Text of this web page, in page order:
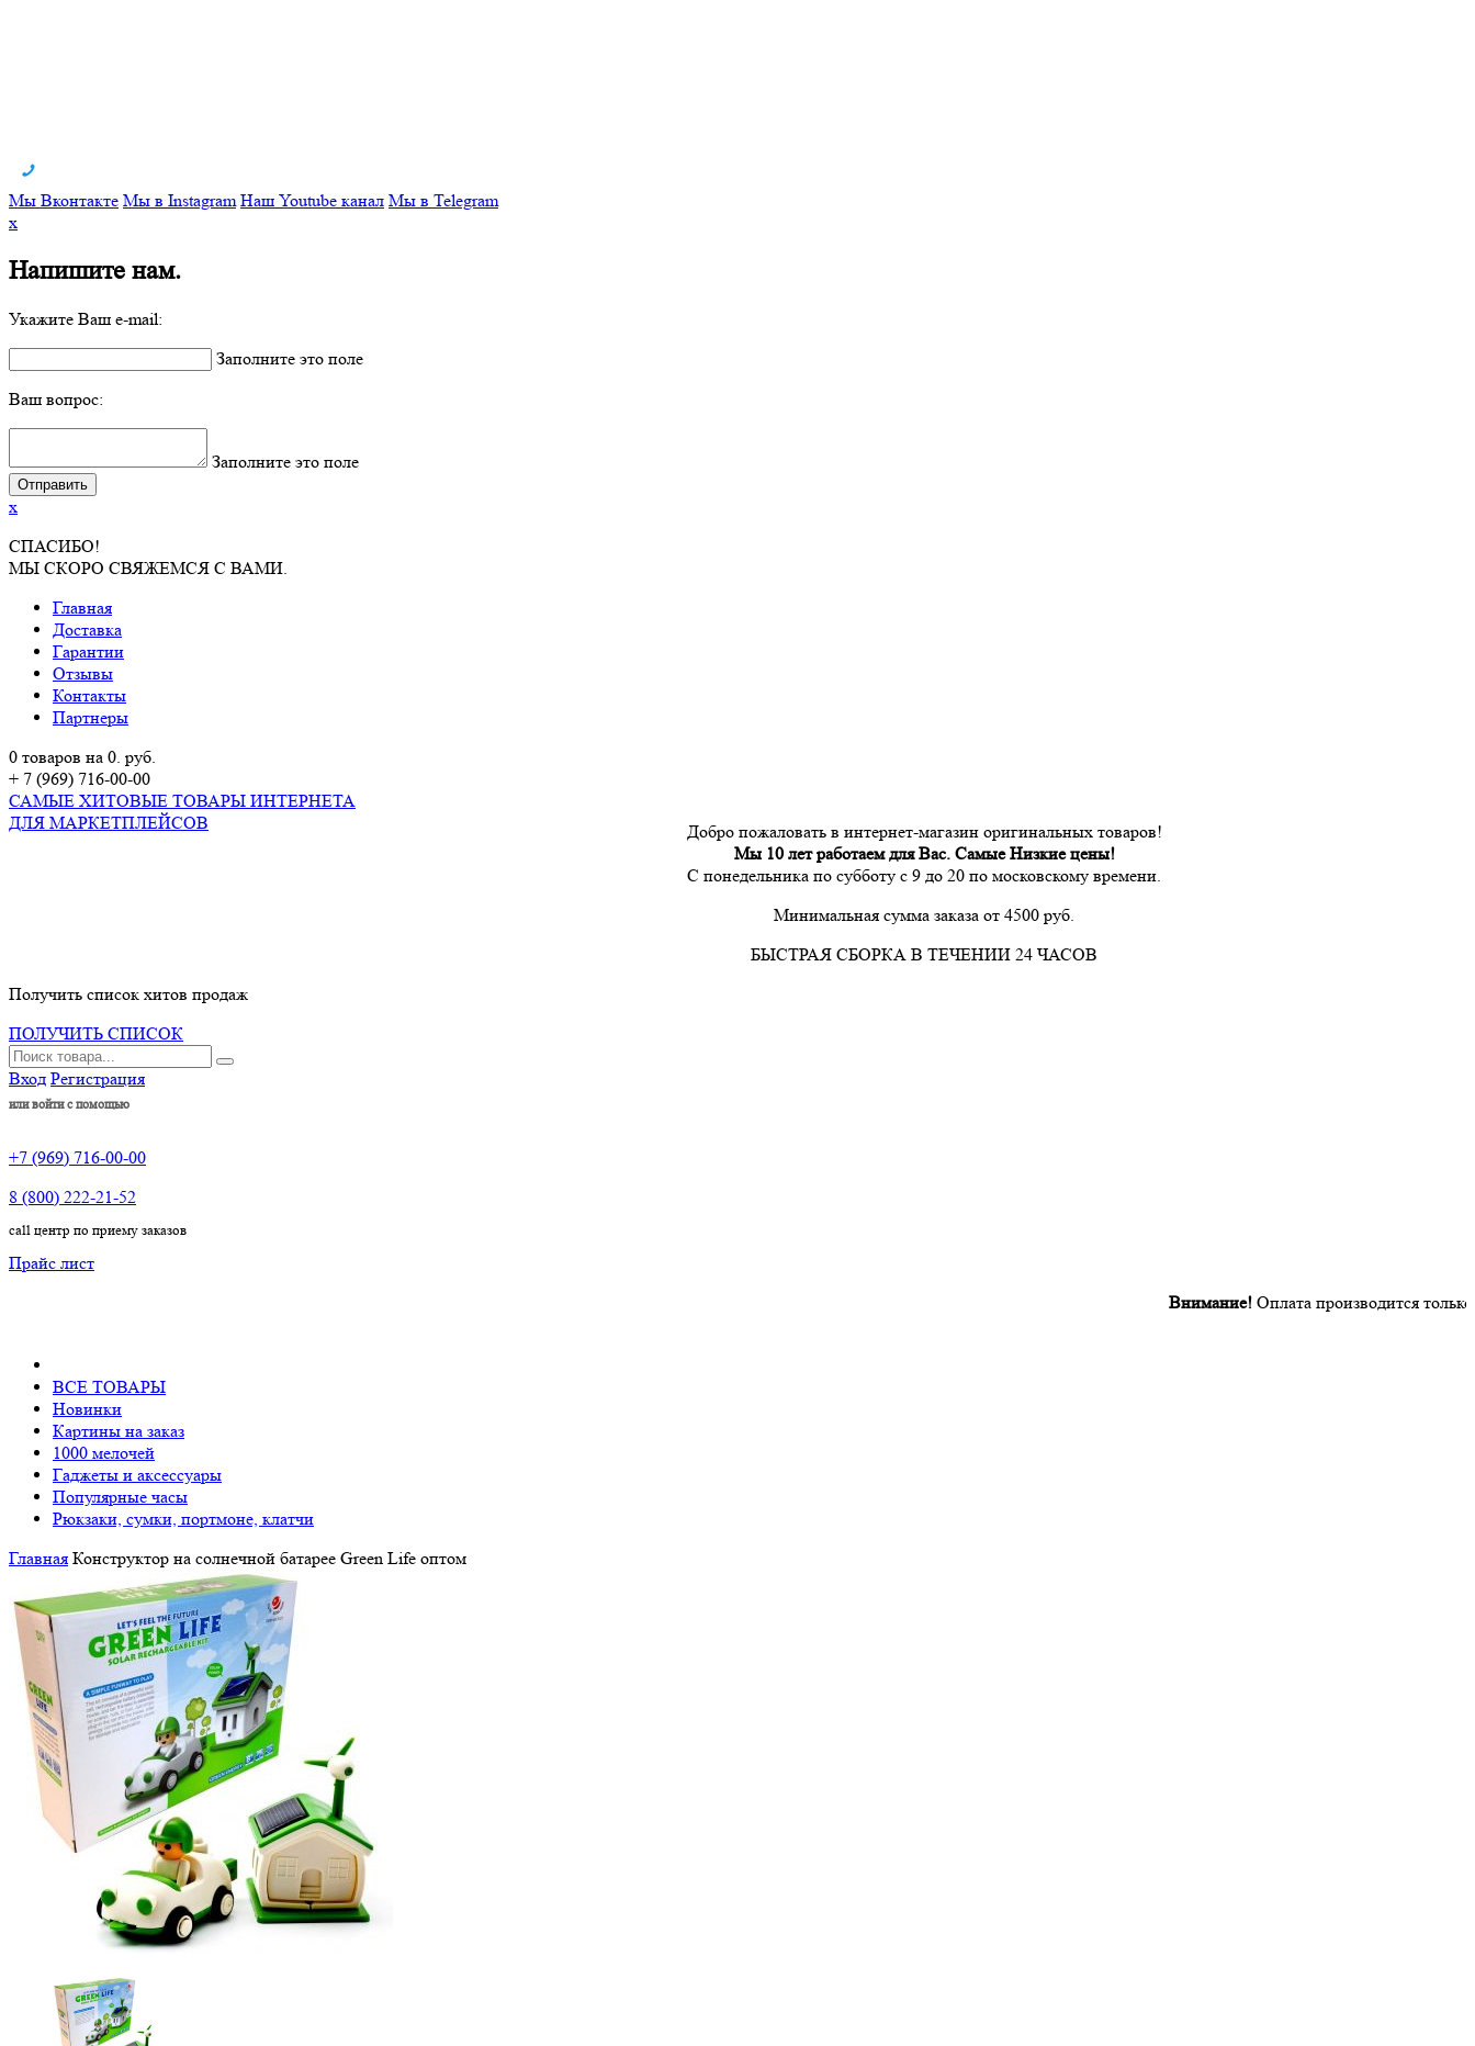
Мы Вконтакте Мы в Instagram Наш Youtube канал Мы в Telegram
x
Напишите нам.
Укажите Ваш e-mail:
Заполните это поле
Ваш вопрос:
Заполните это поле
x
СПАСИБО!
МЫ СКОРО СВЯЖЕМСЯ С ВАМИ.
Главная
Доставка
Гарантии
Отзывы
Контакты
Партнеры
0 товаров на 0. руб.
+ 7 (969) 716-00-00
САМЫЕ ХИТОВЫЕ ТОВАРЫ ИНТЕРНЕТА
ДЛЯ МАРКЕТПЛЕЙСОВ
Добро пожаловать в интернет-магазин оригинальных товаров!
Мы 10 лет работаем для Вас. Самые Низкие цены!
С понедельника по субботу с 9 до 20 по московскому времени.
Минимальная сумма заказа от 4500 руб.
БЫСТРАЯ СБОРКА В ТЕЧЕНИИ 24 ЧАСОВ
Получить список хитов продаж
ПОЛУЧИТЬ СПИСОК
Вход Регистрация
или войти с помощью
+7 (969) 716-00-00
8 (800) 222-21-52
call центр по приему заказов
Прайс лист
Внимание!Оплата производится только
ВСЕ ТОВАРЫ
Новинки
Картины на заказ
1000 мелочей
Гаджеты и аксессуары
Популярные часы
Рюкзаки, сумки, портмоне, клатчи
Главная Конструктор на солнечной батарее Green Life оптом